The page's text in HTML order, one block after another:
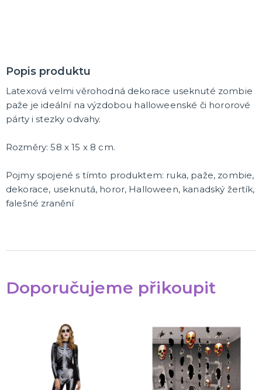
Popis produktu
Latexová velmi věrohodná dekorace useknuté zombie
paže je ideální na výzdobou halloweenské či hororové
párty i stezky odvahy.
Rozměry: 58 x 15 x 8 cm.
Pojmy spojené s tímto produktem: ruka, paže, zombie,
dekorace, useknutá, horor, Halloween, kanadský žertík,
falešné zranění
Doporučujeme přikoupit